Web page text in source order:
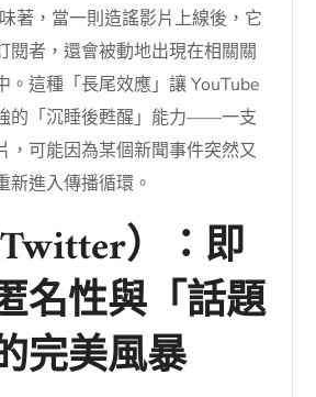
著，當一則造謠影片上線後，它
閱者，還會被動地出現在相關關
。這種「長尾效應」讓 YouTube
的「沉睡後甦醒」能力——一支
，可能因為某個新聞事件突然又
新進入傳播循環。
）：即
名性與「話題
完美風暴